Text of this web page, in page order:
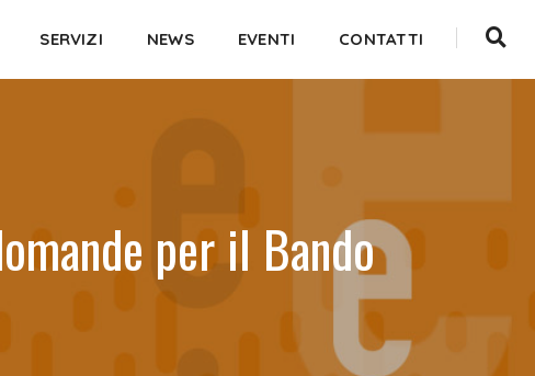
SERVIZI NEWS EVENTI CONTATTI
per il Bando